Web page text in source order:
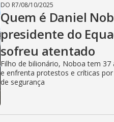
DO R7/08/10/2025
Quem é Daniel
presidente do
sofreu atentado
Filho de bilionário, Noboa tem 37
e enfrenta protestos e críticas
de segurança